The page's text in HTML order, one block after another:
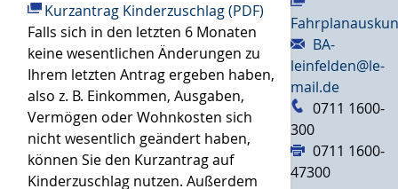
Kurzantrag Kinderzuschlag (PDF)
Falls sich in den letzten 6 Monaten
keine wesentlichen Änderungen zu
Ihrem letzten Antrag ergeben haben,
also z. B. Einkommen, Ausgaben,
Vermögen oder Wohnkosten sich
nicht wesentlich geändert haben,
können Sie den Kurzantrag auf
Kinderzuschlag nutzen. Außerdem
BA-
leinfelden@le-
mail.de
0711 1600-
300
0711 1600-
47300